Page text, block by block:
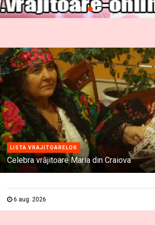
LISTA VRAJITOARELOR
Celebra vrăjitoare Maria din Craiova
6 aug. 2026